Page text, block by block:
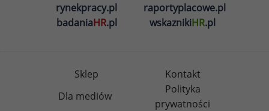
rynekpracy.pl
raportyplacowe.pl
badaniaHR.pl wskaznikiHR.pl
Sklep
Kontakt
Dla mediów
Polityka
prywatności